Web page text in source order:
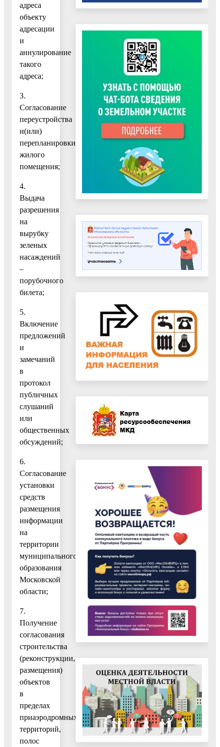
адреса
объекту
адресации
и
аннулирование
такого
адреса;
3.
Согласование
переустройства
и(или)
перепланировки
жилого
помещения;
4.
Выдача
разрешения
на
вырубку
зеленых
насаждений
–
порубочного
билета;
5.
Включение
предложений
и
замечаний
в
протокол
публичных
слушаний
или
общественных
обсуждений;
6.
Согласование
установки
средств
размещения
информации
на
территории
муниципального
образования
Московской
области;
7.
Получение
согласования
строительства
(реконструкции,
размещения)
объектов
в
пределах
приаэродромных
территорий,
полос